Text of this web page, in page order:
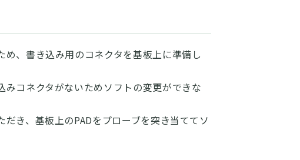
、書き込み用のコネクタを基板上に準備し
コネクタがないためソフトの変更ができな
き、基板上のPADをプローブを突き当ててソ